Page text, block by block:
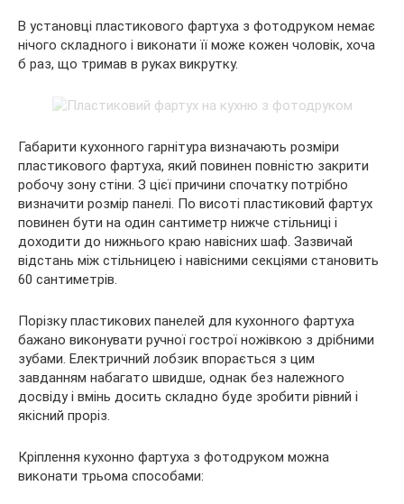
В установці пластикового фартуха з фотодруком немає
нічого складного і виконати її може кожен чоловік, хоча
б раз, що тримав в руках викрутку.
Габарити кухонного гарнітура визначають розміри
пластикового фартуха, який повинен повністю закрити
робочу зону стіни. З цієї причини спочатку потрібно
визначити розмір панелі. По висоті пластиковий фартух
повинен бути на один сантиметр нижче стільниці і
доходити до нижнього краю навісних шаф. Зазвичай
відстань між стільницею і навісними секціями становить
60 сантиметрів.
Порізку пластикових панелей для кухонного фартуха
бажано виконувати ручної гострої ножівкою з дрібними
зубами. Електричний лобзик впорається з цим
завданням набагато швидше, однак без належного
досвіду і вмінь досить складно буде зробити рівний і
якісний проріз.
Кріплення кухонно фартуха з фотодруком можна
виконати трьома способами: